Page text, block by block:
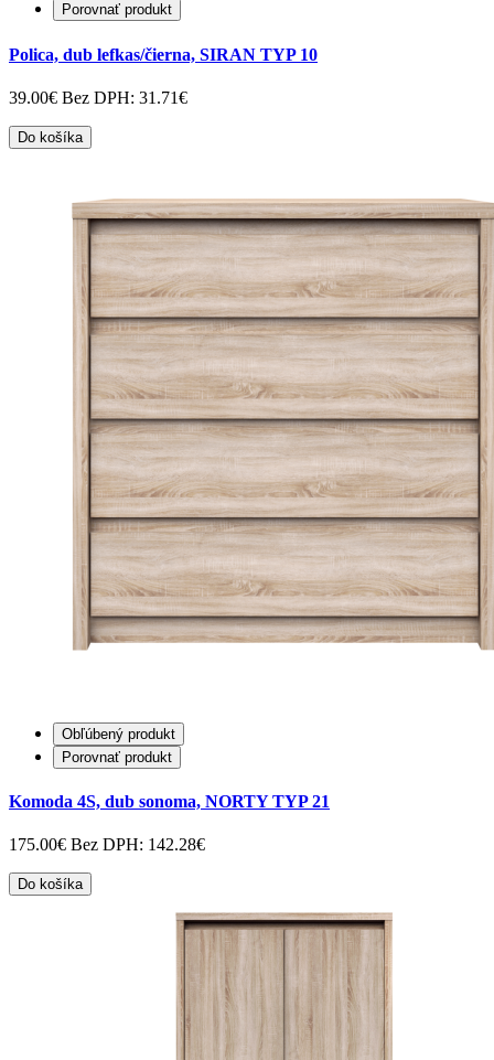
Porovnať produkt
Polica, dub lefkas/čierna, SIRAN TYP 10
39.00€ Bez DPH: 31.71€
Do košíka
Obľúbený produkt
Porovnať produkt
Komoda 4S, dub sonoma, NORTY TYP 21
175.00€ Bez DPH: 142.28€
Do košíka